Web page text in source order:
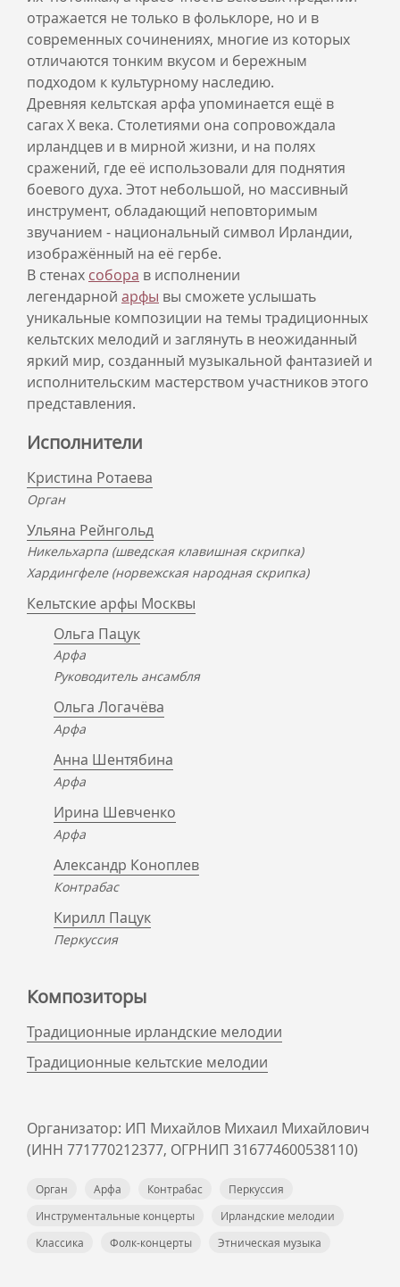
отражается не только в фольклоре, но и в
современных сочинениях, многие из которых
отличаются тонким вкусом и бережным
подходом к культурному наследию.
Древняя кельтская арфа упоминается ещё в
сагах Х века. Столетиями она сопровождала
ирландцев и в мирной жизни, и на полях
сражений, где её использовали для поднятия
боевого духа. Этот небольшой, но массивный
инструмент, обладающий неповторимым
звучанием - национальный символ Ирландии,
изображённый на её гербе.
В стенах собора в исполнении
легендарной арфы вы сможете услышать
уникальные композиции на темы традиционных
кельтских мелодий и заглянуть в неожиданный
яркий мир, созданный музыкальной фантазией и
исполнительским мастерством участников этого
представления.
Исполнители
Кристина Ротаева
Орган
Ульяна Рейнгольд
Никельхарпа (шведская клавишная скрипка)
Хардингфеле (норвежская народная скрипка)
Кельтские арфы Москвы
Ольга Пацук
Арфа
Руководитель ансамбля
Ольга Логачёва
Арфа
Анна Шентябина
Арфа
Ирина Шевченко
Арфа
Александр Коноплев
Контрабас
Кирилл Пацук
Перкуссия
Композиторы
Традиционные ирландские мелодии
Традиционные кельтские мелодии
Организатор: ИП Михайлов Михаил Михайлович
(ИНН 771770212377, ОГРНИП 316774600538110)
Орган Арфа Контрабас
Перкуссия
Инструментальные концерты
Ирландские мелодии
Классика
Фолк-концерты Этническая музыка